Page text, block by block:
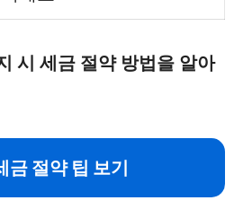
시 세금 절약 방법을 알아
금 절약 팁 보기